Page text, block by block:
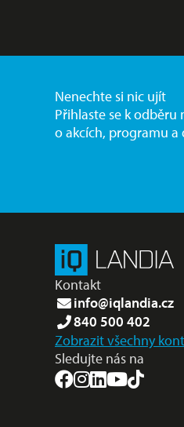
Nenechte si nic ujít
Přihlaste se k
o akcích, programu a
Kontakt
info@iqlandia.cz
840 500 402
Zobrazit všechny
Sledujte nás na